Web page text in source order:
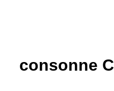
consonne C